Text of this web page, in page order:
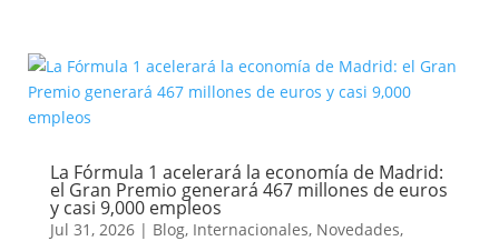
La Fórmula 1 acelerará la economía de Madrid:
el Gran Premio generará 467 millones de euros
y casi 9,000 empleos
Jul 31, 2026| Blog, Internacionales, Novedades,